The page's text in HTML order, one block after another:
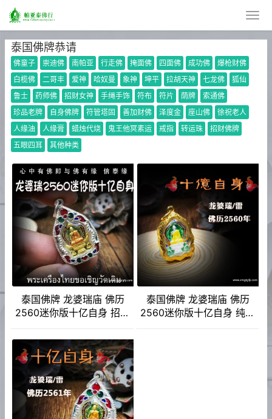
泰国佛牌恭请
佛童子 崇迪佛 南帕亚 行走佛 掩面佛 四面佛 成功佛
爆枪财佛
白榄佛
二哥丰 爱神 哈奴曼 象神 坤平 拉胡天神 七龙佛
狐仙
鲁士
药师佛 招财女神 手绳手饰 符布 符片 荫牌
索通佛
珍品老牌
自身佛牌 符管塔固 善加财佛 泽度金 座山佛
徐祝老人
人缘油
人缘膏 蜡烛代烧 鬼王他冥素运 戒指 转运珠
招财佛牌
五眼四耳
其他种类
泰国佛牌 龙婆瑞庙 佛历
2560迷你版十亿自身 招财
生意事业 挡灾避险
泰国佛牌 龙婆瑞庙 佛历
2560迷你版十亿自身 纯银